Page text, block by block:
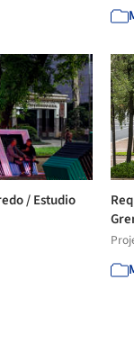
/ Estudio